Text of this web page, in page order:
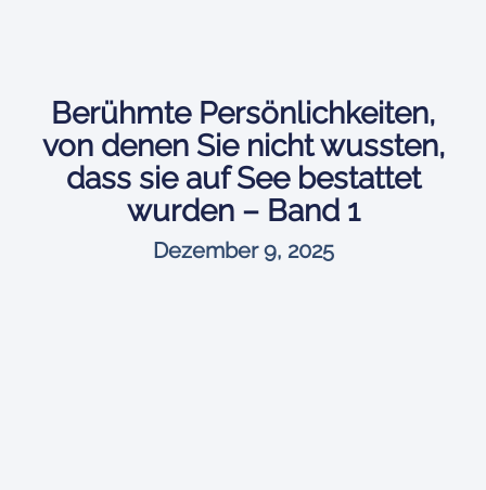
Berühmte Persönlichkeiten,
von denen Sie nicht wussten,
dass sie auf See bestattet
wurden – Band 1
Dezember 9, 2025